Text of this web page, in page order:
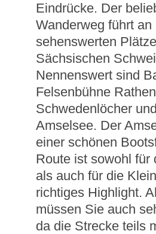
Eindrücke. Der
Wanderweg führt an
sehenswerten
Sächsischen
Nennenswert sind
Felsenbühne
Schwedenlöcher
Amselsee. Der
einer schönen
Route ist sowohl für
als auch für die
richtiges Highlight.
müssen Sie auch
da die Strecke teils